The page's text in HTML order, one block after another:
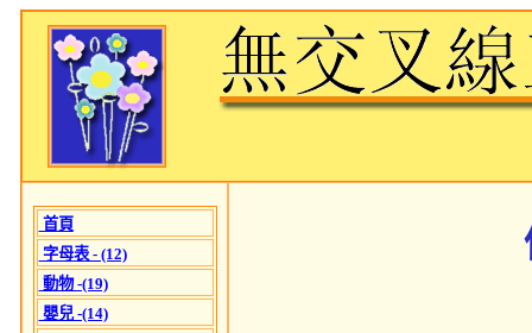
首頁
字母表 - (12)
動物 -(19)
嬰兒 -(14)